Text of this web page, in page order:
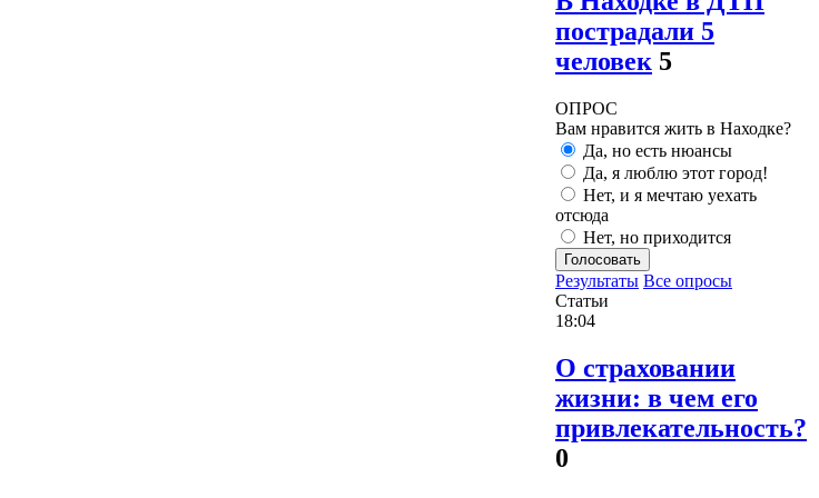
пострадали 5
человек 5
ОПРОС
Вам нравится жить в Находке?
Да, но есть нюансы
Да, я люблю этот город!
Нет, и я мечтаю уехать
отсюда
Нет, но приходится
Голосовать
Результаты Все опросы
Статьи
18:04
О страховании
жизни: в чем его
привлекательность?
0